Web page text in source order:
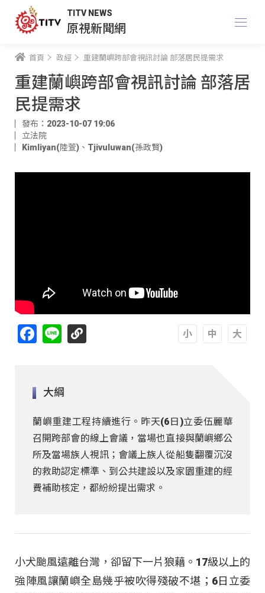
TITV NEWS
原視新聞網
首頁 政經 重建蘭嶼跨部會視訊討論 部落居民提需求
重建蘭嶼跨部會視訊討論 部落居
民提需求
發布：2023-10-07 19:06
立法院
Kimliyan(陸萱) 、 Tjivuluwan(孫政賢)
Facebook
Line
大綱
蘭嶼重建工程持續進行。昨天(6日)立委伍麗華
召開跨部會的線上會議，當場也直接與蘭嶼鄉公
所及當場族人視訊；會議上族人從船隻翻覆沉沒
的救助認定標準、到公共建設以及家園重建的經
費補助核定，都紛紛提出需求。
小犬颱風遠離台灣，卻留下一片狼藉。17級以上的
強陣風讓蘭嶼全島幾乎被吹得殘破不堪；6日立委